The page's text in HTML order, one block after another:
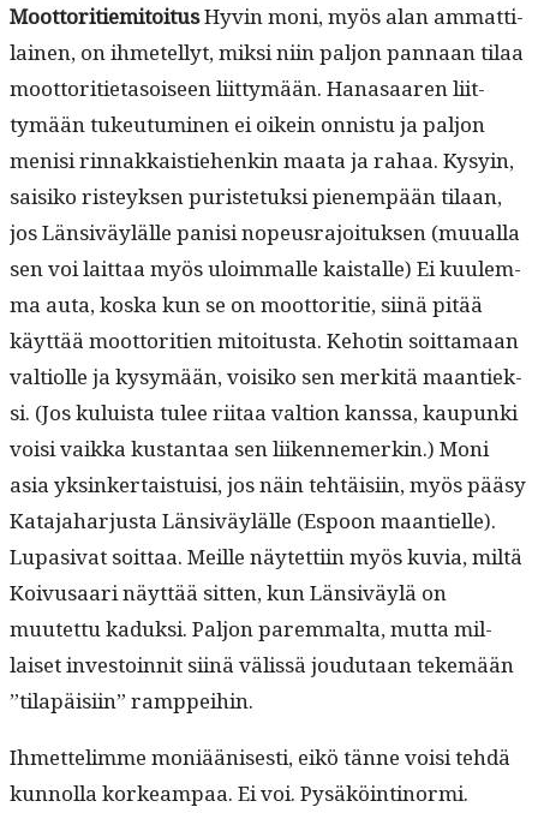
Moot­tori­tiemi­toi­tusHyvin moni, myös alan ammat­ti­
lainen, on ihme­tel­lyt, mik­si niin paljon pan­naan tilaa
moot­tori­ti­eta­soiseen liit­tymään. Hanasaaren liit­
tymään tukeu­tu­mi­nen ei oikein onnis­tu ja paljon
menisi rin­nakkaistiehenkin maa­ta ja rahaa. Kysyin,
saisiko risteyk­sen puris­te­tuk­si pienem­pään tilaan,
jos Län­siväylälle panisi nopeusra­joituk­sen (muual­la
sen voi lait­taa myös uloim­malle kaistalle) Ei kuulem­
ma auta, kos­ka kun se on moot­tori­tie, siinä pitää
käyt­tää moot­tori­tien mitoi­tus­ta. Kehotin soit­ta­maan
val­ti­olle ja kysymään, voisiko sen merk­itä maantiek­
si. (Jos kuluista tulee riitaa val­tion kanssa, kaupun­ki
voisi vaik­ka kus­tan­taa sen liiken­nemerkin.) Moni
asia yksinker­tais­tu­isi, jos näin tehtäisi­in, myös pääsy
Kata­ja­har­jus­ta Län­siväylälle (Espoon maantielle).
Lupa­si­vat soit­taa. Meille näytet­ti­in myös kuvia, miltä
Koivusaari näyt­tää sit­ten, kun Län­siväylä on
muutet­tu kaduk­si. Paljon parem­mal­ta, mut­ta mil­
laiset investoin­nit siinä välis­sä joudu­taan tekemään
”tilapäisi­in” ramppeihin.
Ihmette­limme moniäänis­es­ti, eikö tänne voisi tehdä
kun­nol­la korkeam­paa. Ei voi. Pysäköinti­nor­mi.